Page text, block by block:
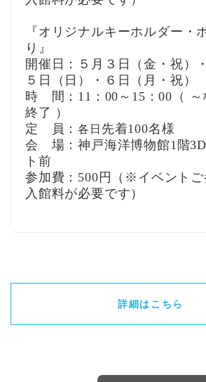
『オリジナルキーホルダー・
り』
開催日：
５月３日（金・祝）
５日（日）・６日（月・祝）
時 間： 11：00～15：00（
終了 ）
定 員：各日 先着100名様
会 場：神戸海洋博物館1階
ト前
参加費：500円
（※イベント
入館料が必要です）
詳細はこちら